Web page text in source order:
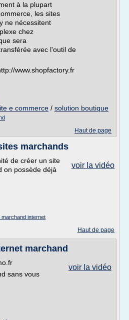
à la plupart
les sites
ne nécessitent
chez
sera
avec l'outil de
www.shopfactory.fr
e commerce / solution boutique
Haut de page
marchands
voir la vidéo
de créer un site
on possède déjà
internet
Haut de page
marchand
voir la vidéo
sans vous